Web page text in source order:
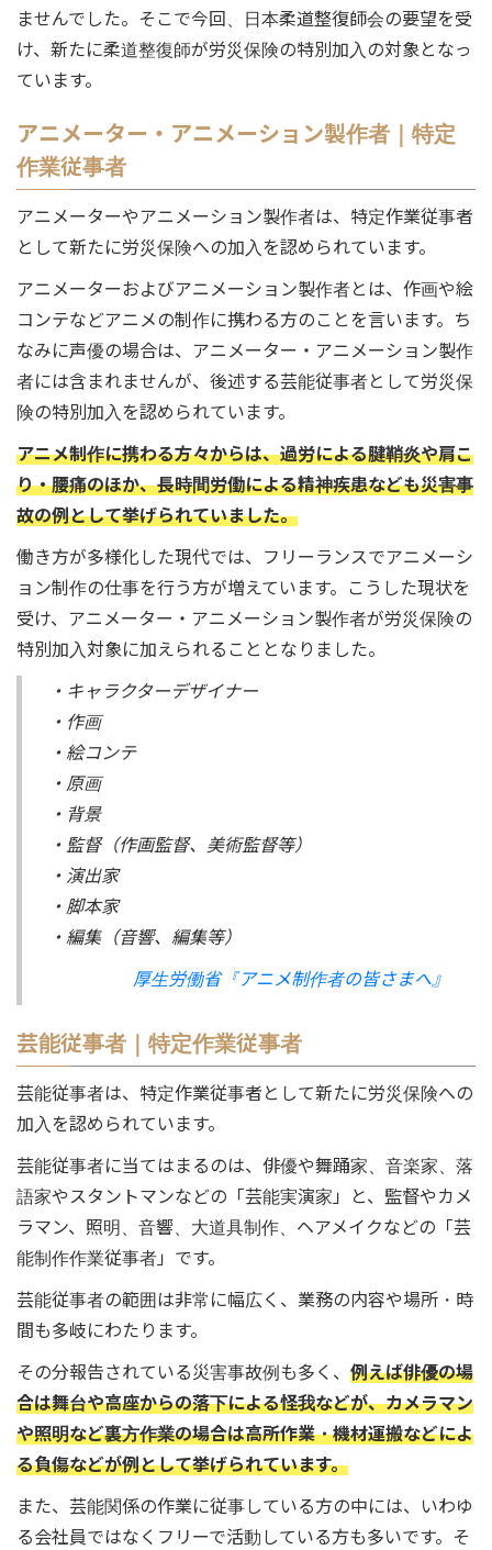
ませんでした。そこで今回、日本柔道整復師会の要望を受
け、新たに柔道整復師が労災保険の特別加入の対象となっ
ています。
アニメーター・アニメーション製作者｜特定
作業従事者
アニメーターやアニメーション製作者は、特定作業従事者
として新たに労災保険への加入を認められています。
アニメーターおよびアニメーション製作者とは、作画や絵
コンテなどアニメの制作に携わる方のことを言います。ち
なみに声優の場合は、アニメーター・アニメーション製作
者には含まれませんが、後述する芸能従事者として労災保
険の特別加入を認められています。
アニメ制作に携わる方々からは、過労による腱鞘炎や肩こ
り・腰痛のほか、長時間労働による精神疾患なども災害事
故の例として挙げられていました。
働き方が多様化した現代では、フリーランスでアニメーシ
ョン制作の仕事を行う方が増えています。こうした現状を
受け、アニメーター・アニメーション製作者が労災保険の
特別加入対象に加えられることとなりました。
・キャラクターデザイナー
・作画
・絵コンテ
・原画
・背景
・監督（作画監督、美術監督等）
・演出家
・脚本家
・編集（音響、編集等）
厚生労働省『アニメ制作者の皆さまへ』
芸能従事者｜特定作業従事者
芸能従事者は、特定作業従事者として新たに労災保険への
加入を認められています。
芸能従事者に当てはまるのは、俳優や舞踊家、音楽家、落
語家やスタントマンなどの「芸能実演家」と、監督やカメ
ラマン、照明、音響、大道具制作、ヘアメイクなどの「芸
能制作作業従事者」です。
芸能従事者の範囲は非常に幅広く、業務の内容や場所・時
間も多岐にわたります。
その分報告されている災害事故例も多く、 例えば俳優の場
合は舞台や高座からの落下による怪我などが、カメラマン
や照明など裏方作業の場合は高所作業・機材運搬などによ
る負傷などが例として挙げられています。
また、芸能関係の作業に従事している方の中には、いわゆ
る会社員ではなくフリーで活動している方も多いです。そ